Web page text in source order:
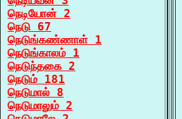
நெடியோன் 2
நெடு 67
நெடுங்கண்ணாள் 1
நெடுங்காலம் 1
நெடுந்தகை 2
நெடும் 181
நெடுமால் 8
நெடுமாலும் 2